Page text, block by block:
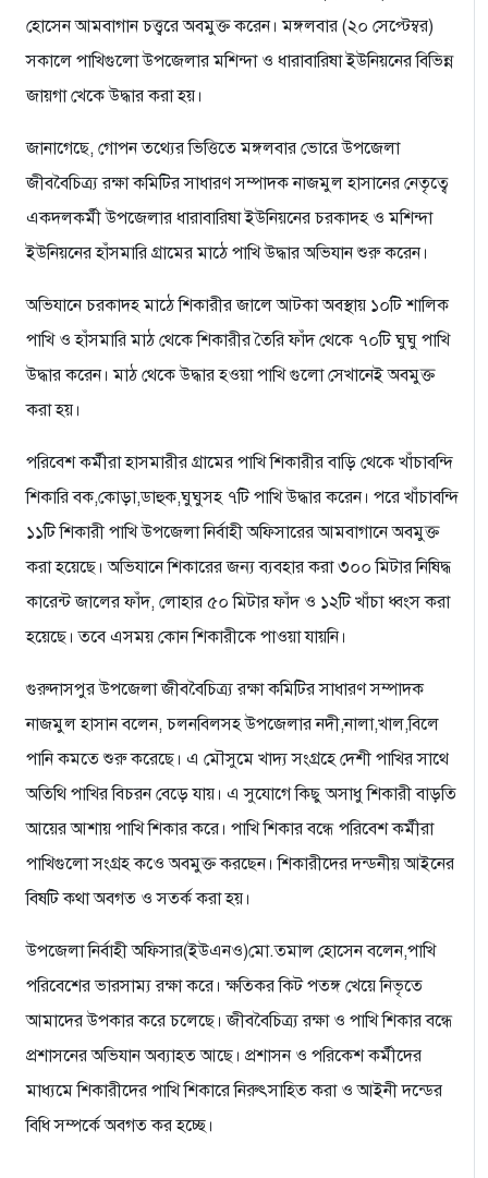
হোসেন আমবাগান চত্ত্বরে অবমুক্ত করেন। মঙ্গলবার (২০ সেপ্টেম্বর)
সকালে পাখিগুলো উপজেলার মশিন্দা ও ধারাবারিষা ইউনিয়নের বিভিন্ন
জায়গা খেকে উদ্ধার করা হয়।
জানাগেছে, গোপন তথ্যের ভিত্তিতে মঙ্গলবার ভোরে উপজেলা
জীববৈচিত্র্য রক্ষা কমিটির সাধারণ সম্পাদক নাজমুল হাসানের নেতৃত্বে
একদলকর্মী উপজেলার ধারাবারিষা ইউনিয়নের চরকাদহ ও মশিন্দা
ইউনিয়নের হাঁসমারি গ্রামের মাঠে পাখি উদ্ধার অভিযান শুরু করেন।
অভিযানে চরকাদহ মাঠে শিকারীর জালে আটকা অবস্থায় ১০টি শালিক
পাখি ও হাঁসমারি মাঠ থেকে শিকারীর তৈরি ফাঁদ থেকে ৭০টি ঘুঘু পাখি
উদ্ধার করেন। মাঠ থেকে উদ্ধার হওয়া পাখি গুলো সেখানেই অবমুক্ত
করা হয়।
পরিবেশ কর্মীরা হাসমারীর গ্রামের পাখি শিকারীর বাড়ি থেকে খাঁচাবন্দি
শিকারি বক,কোড়া,ডাহুক,ঘুঘুসহ ৭টি পাখি উদ্ধার করেন। পরে খাঁচাবন্দি
১১টি শিকারী পাখি উপজেলা নির্বাহী অফিসারের আমবাগানে অবমুক্ত
করা হয়েছে। অভিযানে শিকারের জন্য ব্যবহার করা ৩০০ মিটার নিষিদ্ধ
কারেন্ট জালের ফাঁদ, লোহার ৫০ মিটার ফাঁদ ও ১২টি খাঁচা ধ্বংস করা
হয়েছে। তবে এসময় কোন শিকারীকে পাওয়া যায়নি।
গুরুদাসপুর উপজেলা জীববৈচিত্র্য রক্ষা কমিটির সাধারণ সম্পাদক
নাজমুল হাসান বলেন, চলনবিলসহ উপজেলার নদী,নালা,খাল,বিলে
পানি কমতে শুরু করেছে। এ মৌসুমে খাদ্য সংগ্রহে দেশী পাখির সাথে
অতিথি পাখির বিচরন বেড়ে যায়। এ সুযোগে কিছু অসাধু শিকারী বাড়তি
আয়ের আশায় পাখি শিকার করে। পাখি শিকার বন্ধে পরিবেশ কর্মীরা
পাখিগুলো সংগ্রহ কওে অবমুক্ত করছেন। শিকারীদের দন্ডনীয় আইনের
বিষটি কথা অবগত ও সতর্ক করা হয়।
উপজেলা নির্বাহী অফিসার(ইউএনও)মো.তমাল হোসেন বলেন,পাখি
পরিবেশের ভারসাম্য রক্ষা করে। ক্ষতিকর কিট পতঙ্গ খেয়ে নিভৃতে
আমাদের উপকার করে চলেছে। জীববৈচিত্র্য রক্ষা ও পাখি শিকার বন্ধে
প্রশাসনের অভিযান অব্যাহত আছে। প্রশাসন ও পরিকেশ কর্মীদের
মাধ্যমে শিকারীদের পাখি শিকারে নিরুৎসাহিত করা ও আইনী দন্ডের
বিধি সম্পর্কে অবগত কর হচ্ছে।